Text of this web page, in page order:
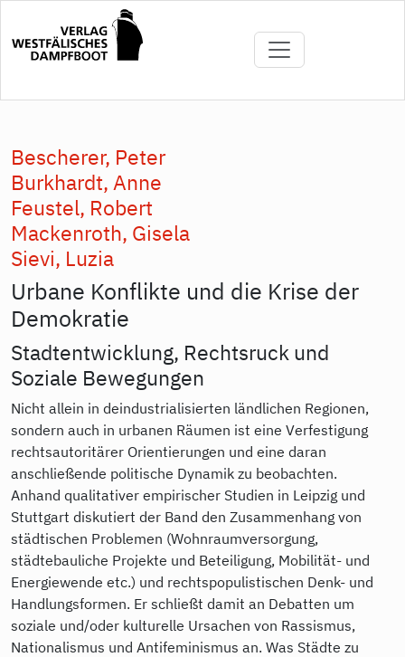
Inhalt
Bescherer, Peter
Burkhardt, Anne
Feustel, Robert
Mackenroth, Gisela
Sievi, Luzia
Urbane Konflikte und die Krise der
Demokratie
Stadtentwicklung, Rechtsruck und
Soziale Bewegungen
Nicht allein in deindustrialisierten ländlichen Regionen,
sondern auch in urbanen Räumen ist eine Verfestigung
rechtsautoritärer Orientierungen und eine daran
anschließende politische Dynamik zu beobachten.
Anhand qualitativer empirischer Studien in Leipzig und
Stuttgart diskutiert der Band den Zusammenhang von
städtischen Problemen (Wohnraumversorgung,
städtebauliche Projekte und Beteiligung, Mobilität- und
Energiewende etc.) und rechtspopulistischen Denk- und
Handlungsformen. Er schließt damit an Debatten um
soziale und/oder kulturelle Ursachen von Rassismus,
Nationalismus und Antifeminismus an. Was Städte zu